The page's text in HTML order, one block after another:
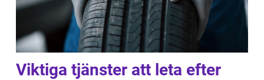
Viktiga tjänster att leta efter